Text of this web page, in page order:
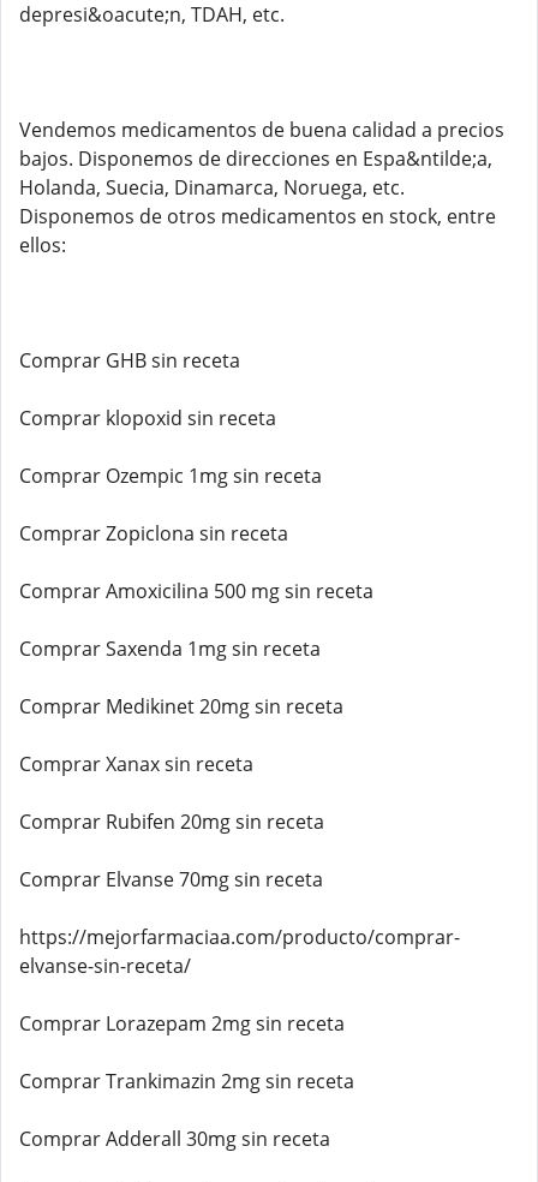
depresi&oacute;n, TDAH, etc.
Vendemos medicamentos de buena calidad a precios
bajos. Disponemos de direcciones en Espa&ntilde;a,
Holanda, Suecia, Dinamarca, Noruega, etc.
Disponemos de otros medicamentos en stock, entre
ellos:
Comprar GHB sin receta
Comprar klopoxid sin receta
Comprar Ozempic 1mg sin receta
Comprar Zopiclona sin receta
Comprar Amoxicilina 500 mg sin receta
Comprar Saxenda 1mg sin receta
Comprar Medikinet 20mg sin receta
Comprar Xanax sin receta
Comprar Rubifen 20mg sin receta
Comprar Elvanse 70mg sin receta
https://mejorfarmaciaa.com/producto/comprar-
elvanse-sin-receta/
Comprar Lorazepam 2mg sin receta
Comprar Trankimazin 2mg sin receta
Comprar Adderall 30mg sin receta